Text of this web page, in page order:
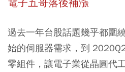
電子五哥落後補漲
過去一年台股話題幾乎都圍
始的伺服器需求，到
零組件，讓電子業從晶圓代